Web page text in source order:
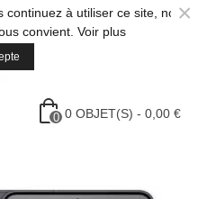
continuez à utiliser ce site, nous
convient. Voir plus
×
0 0 OBJET(S) - 0,00 €